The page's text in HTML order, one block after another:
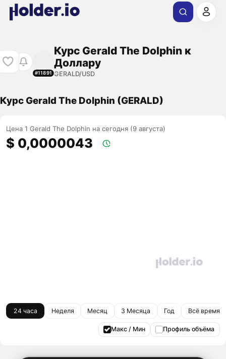
#11891
Курс Gerald The Dolphin к
Доллару
GERALD/USD
Курс Gerald The Dolphin (GERALD)
Цена 1 Gerald The Dolphin на сегодня (9 августа)
$ 0,0000043
24 часа Неделя Месяц 3 Месяца Год Всё время
Макс / Мин Профиль объёма